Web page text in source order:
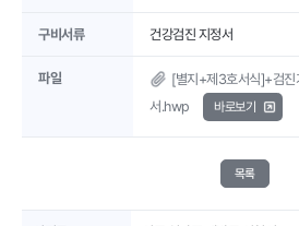
구비서류 건강검진 지정서
파일
[별지+제3호서식]+검
서.hwp
바로보기
목록